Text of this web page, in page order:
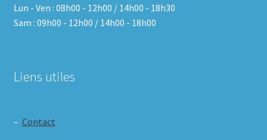
Lun - Ven : 08h00 - 12h00 / 14h00 - 18h30
Sam : 09h00 - 12h00 / 14h00 - 18h00
Liens utiles
– Contact